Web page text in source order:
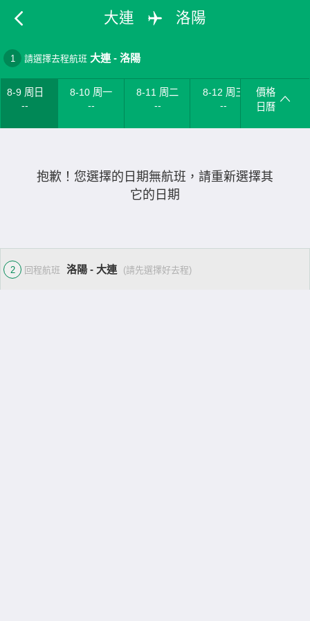
大連 洛陽
1 請選擇去程航班 大連 -洛陽
8-9 周日
--
8-10 周一
--
8-11 周二
--
8-12 周三
--
價格
日曆
抱歉！您選擇的日期無航班，請重新選擇其
它的日期
2 回程航班 洛陽 - 大連 (請先選擇好去程)